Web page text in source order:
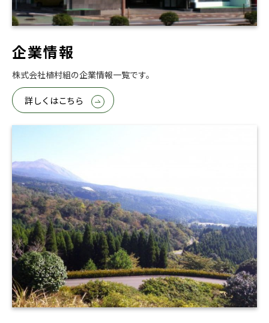
企業情報
株式会社植村組の企業情報一覧です。
詳しくはこちら